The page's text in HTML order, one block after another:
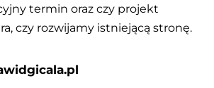
termin oraz czy projekt
czy rozwijamy istniejącą stronę.